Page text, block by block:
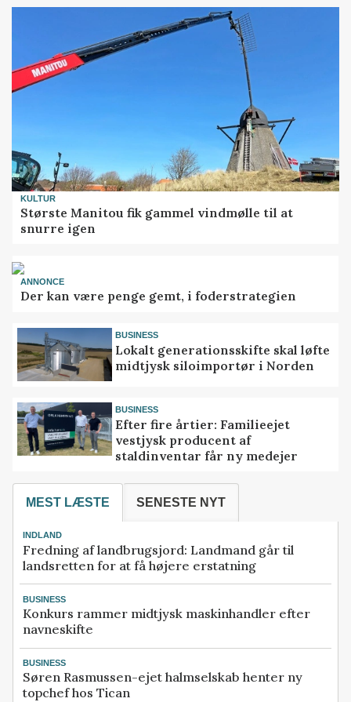
KULTUR
Største Manitou fik gammel vindmølle til at
snurre igen
ANNONCE
Der kan være penge gemt, i foderstrategien
BUSINESS
Lokalt generationsskifte skal løfte
midtjysk siloimportør i Norden
BUSINESS
Efter fire årtier: Familieejet
vestjysk producent af
staldinventar får ny medejer
MEST LÆSTE SENESTE NYT
INDLAND
Fredning af landbrugsjord: Landmand går til
landsretten for at få højere erstatning
BUSINESS
Konkurs rammer midtjysk maskinhandler efter
navneskifte
BUSINESS
Søren Rasmussen-ejet halmselskab henter ny
topchef hos Tican